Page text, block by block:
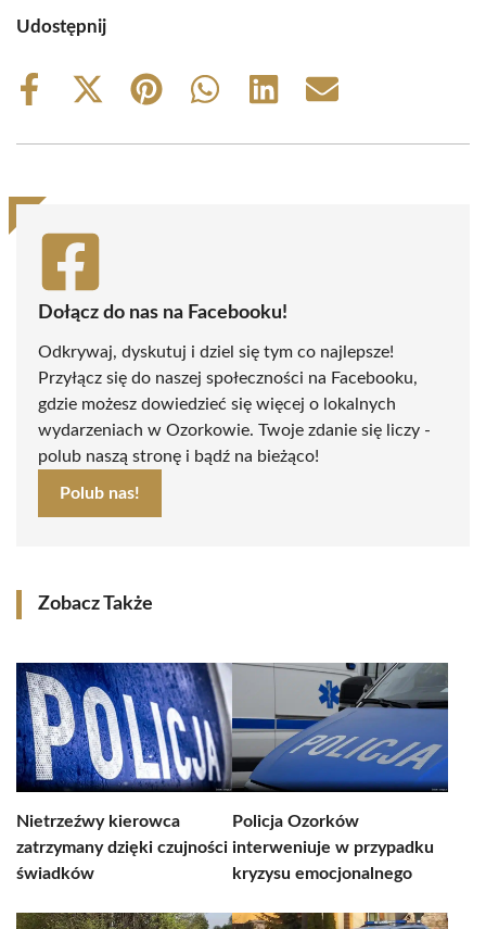
Udostępnij
Share
Share
(Twitter)
Share
Share
Share
Share
Dołącz do nas na Facebooku!
Odkrywaj, dyskutuj i dziel się tym co najlepsze!
Przyłącz się do naszej społeczności na Facebooku,
gdzie możesz dowiedzieć się więcej o lokalnych
wydarzeniach w Ozorkowie. Twoje zdanie się liczy -
polub naszą stronę i bądź na bieżąco!
Polub nas!
Zobacz Także
Nietrzeźwy kierowca
zatrzymany dzięki czujności
świadków
Policja Ozorków
interweniuje w przypadku
kryzysu emocjonalnego